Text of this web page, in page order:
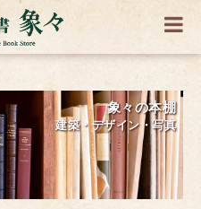
象々の本棚
建築・デザイン・写真